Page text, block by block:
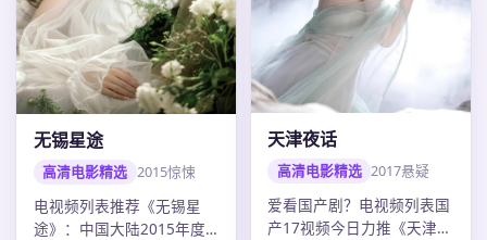
无锡星途
高清电影精选 2015惊悚
电视频列表推荐《无锡星
途》：中国大陆2015年度
天津夜话
高清电影精选 2017悬疑
爱看国产剧？电视频列表国
产17视频今日力推《天津夜